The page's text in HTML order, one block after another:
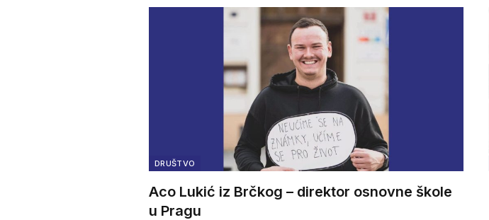
DRUŠTVO
Aco Lukić iz Brčkog – direktor osnovne škole
u Pragu